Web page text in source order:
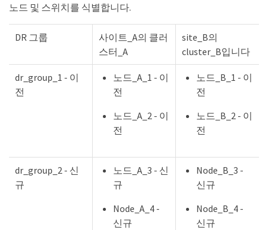
노드 및 스위치를 식별합니다.
DR 그룹
사이트_A의 클러
스터_A
site_B의
cluster_B입니다
dr_group_1 - 이
전
노드_A_1 - 이
전
노드_A_2 - 이
전
노드_B_1 - 이
전
노드_B_2 - 이
전
dr_group_2 - 신
규
노드_A_3 - 신
규
Node_A_4 -
신규
Node_B_3 -
신규
Node_B_4 -
신규